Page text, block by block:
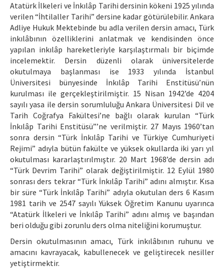
Atatürk İlkeleri ve İnkılâp Tarihi dersinin kökeni 1925 yılında
verilen “İhtilaller Tarihi” dersine kadar götürülebilir. Ankara
Adliye Hukuk Mektebinde bu adla verilen dersin amacı, Türk
inkılâbının özelliklerini anlatmak ve kendisinden önce
yapılan inkılâp hareketleriyle karşılaştırmalı bir biçimde
incelemektir. Dersin düzenli olarak üniversitelerde
okutulmaya başlanması ise 1933 yılında İstanbul
Üniversitesi bünyesinde İnkılâp Tarihi Enstitüsü’nün
kurulması ile gerçekleştirilmiştir. 15 Nisan 1942’de 4204
sayılı yasa ile dersin sorumluluğu Ankara Üniversitesi Dil ve
Tarih Coğrafya Fakültesi’ne bağlı olarak kurulan “Türk
İnkılâp Tarihi Enstitüsü”’ne verilmiştir. 27 Mayıs 1960’tan
sonra dersin “Türk İnkılâp Tarihi ve Türkiye Cumhuriyeti
Rejimi” adıyla bütün fakülte ve yüksek okullarda iki yarı yıl
okutulması kararlaştırılmıştır. 20 Mart 1968’de dersin adı
“Türk Devrim Tarihi” olarak değiştirilmiştir. 12 Eylül 1980
sonrası ders tekrar “Türk İnkılâp Tarihi” adını almıştır. Kısa
bir süre “Türk İnkılâp Tarihi” adıyla okutulan ders 6 Kasım
1981 tarih ve 2547 sayılı Yüksek Öğretim Kanunu uyarınca
“Atatürk İlkeleri ve İnkılâp Tarihi” adını almış ve başından
beri olduğu gibi zorunlu ders olma niteliğini korumuştur.
Dersin okutulmasının amacı, Türk inkılâbının ruhunu ve
amacını kavrayacak, kabullenecek ve geliştirecek nesiller
yetiştirmektir.